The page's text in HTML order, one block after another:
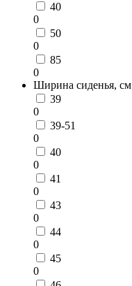
40
0
50
0
85
0
Ширина сиденья, см
39
0
39-51
0
40
0
41
0
43
0
44
0
45
0